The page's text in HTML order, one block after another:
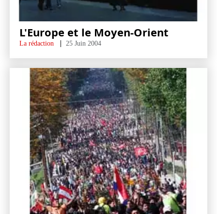
L'Europe et le Moyen-Orient
La rédaction 25 Juin 2004